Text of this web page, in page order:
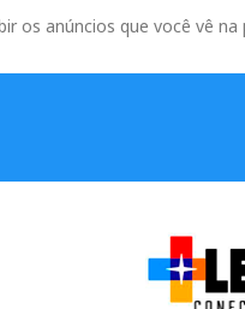
os anúncios que você vê